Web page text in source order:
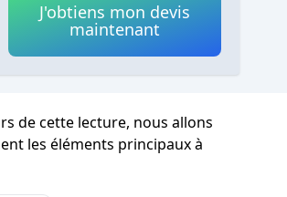
J'obtiens mon devis
maintenant
de cette lecture, nous allons
les éléments principaux à